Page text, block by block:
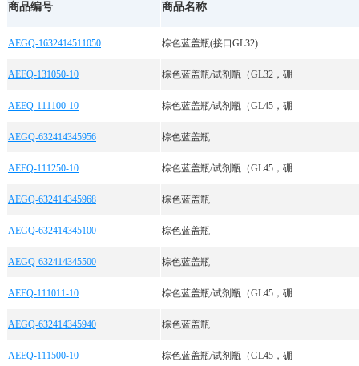
商品编号 商品名称
AEGQ-1632414511050 棕色蓝盖瓶(接口GL32)
AEEQ-131050-10 棕色蓝盖瓶/试剂瓶（GL32，硼
AEEQ-111100-10 棕色蓝盖瓶/试剂瓶（GL45，硼
AEGQ-632414345956 棕色蓝盖瓶
AEEQ-111250-10 棕色蓝盖瓶/试剂瓶（GL45，硼
AEGQ-632414345968 棕色蓝盖瓶
AEGQ-632414345100 棕色蓝盖瓶
AEGQ-632414345500 棕色蓝盖瓶
AEEQ-111011-10 棕色蓝盖瓶/试剂瓶（GL45，硼
AEGQ-632414345940 棕色蓝盖瓶
AEEQ-111500-10 棕色蓝盖瓶/试剂瓶（GL45，硼